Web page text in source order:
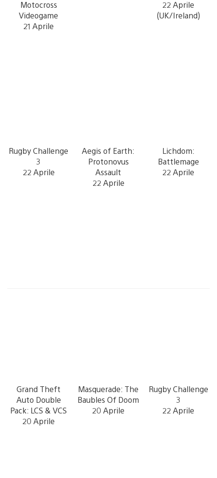
Motocross
Videogame
21 Aprile
22 Aprile
(UK/Ireland)
Rugby Challenge
3
22 Aprile
Aegis of Earth:
Protonovus
Assault
22 Aprile
Lichdom:
Battlemage
22 Aprile
Grand Theft
Auto Double
Pack: LCS & VCS
20 Aprile
Masquerade: The
Baubles Of Doom
20 Aprile
Rugby Challenge
3
22 Aprile